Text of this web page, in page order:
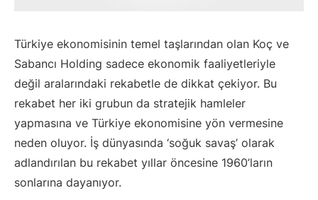
Türkiye ekonomisinin temel taşlarından olan Koç ve
Sabancı Holding sadece ekonomik faaliyetleriyle
değil aralarındaki rekabetle de dikkat çekiyor. Bu
rekabet her iki grubun da stratejik hamleler
yapmasına ve Türkiye ekonomisine yön vermesine
neden oluyor. İş dünyasında ‘soğuk savaş’ olarak
adlandırılan bu rekabet yıllar öncesine 1960’ların
sonlarına dayanıyor.